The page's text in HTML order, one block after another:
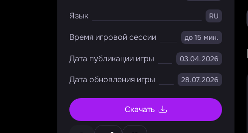
Язык RU
Время игровой сессии до 15 мин.
Дата публикации игры 03.04.2026
Дата обновления игры 28.07.2026
Скачать